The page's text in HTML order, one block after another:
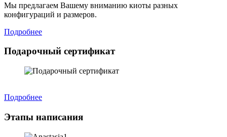
Мы предлагаем Вашему вниманию киоты разных
конфигураций и размеров.
Подробнее
Подарочный сертификат
Подробнее
Этапы написания